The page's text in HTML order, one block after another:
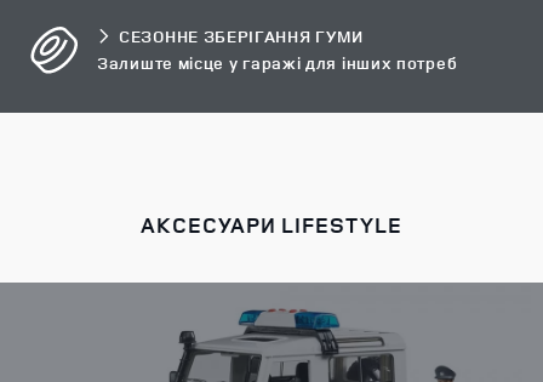
СЕЗОННЕ ЗБЕРІГАННЯ ГУМИ
Залиште місце у гаражі для інших потреб
АКСЕСУАРИ LIFESTYLE